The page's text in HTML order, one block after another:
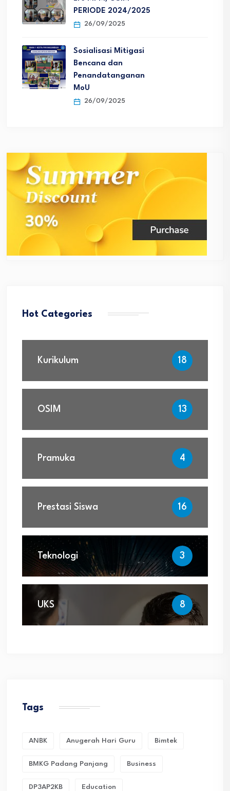
PERIODE 2024/2025
26/09/2025
Sosialisasi Mitigasi
Bencana dan
Penandatanganan
MoU
26/09/2025
Hot Categories
Kurikulum 18
OSIM 13
Pramuka 4
Prestasi Siswa 16
Teknologi 3
UKS 8
Tags
ANBK Anugerah Hari Guru Bimtek
BMKG Padang Panjang Business
DP3AP2KB Education